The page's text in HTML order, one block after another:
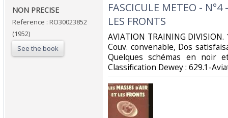
‎NON PRECISE‎
Reference : RO30023852
(1952)
See the book
‎FASCICULE METEO - N°4
LES FRONTS‎
‎AVIATION TRAINING
Couv. convenable, Dos
Quelques schémas en noir
Classification Dewey : 629.1-